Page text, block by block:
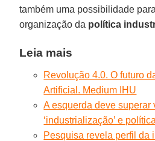
também uma possibilidade
organização da política
Leia mais
Revolução 4.0. O futuro
Artificial. Medium IHU
A esquerda deve
‘industrialização’ e
Pesquisa revela perfil da